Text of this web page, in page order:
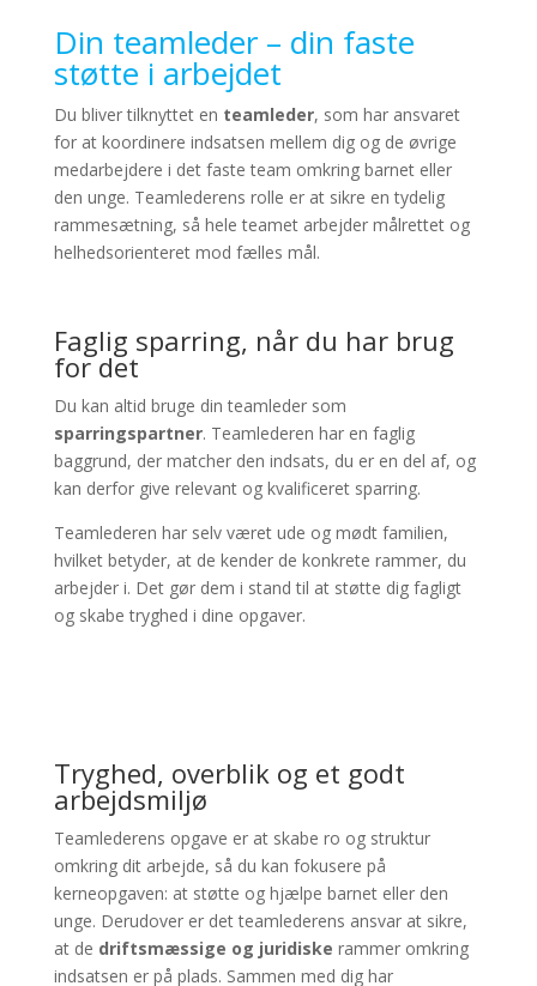
Din teamleder – din faste
støtte i arbejdet
Du bliver tilknyttet en teamleder, som har ansvaret
for at koordinere indsatsen mellem dig og de øvrige
medarbejdere i det faste team omkring barnet eller
den unge. Teamlederens rolle er at sikre en tydelig
rammesætning, så hele teamet arbejder målrettet og
helhedsorienteret mod fælles mål.
Faglig sparring, når du har brug
for det
Du kan altid bruge din teamleder som
sparringspartner. Teamlederen har en faglig
baggrund, der matcher den indsats, du er en del af, og
kan derfor give relevant og kvalificeret sparring.
Teamlederen har selv været ude og mødt familien,
hvilket betyder, at de kender de konkrete rammer, du
arbejder i. Det gør dem i stand til at støtte dig fagligt
og skabe tryghed i dine opgaver.
Tryghed, overblik og et godt
arbejdsmiljø
Teamlederens opgave er at skabe ro og struktur
omkring dit arbejde, så du kan fokusere på
kerneopgaven: at støtte og hjælpe barnet eller den
unge. Derudover er det teamlederens ansvar at sikre,
at de driftsmæssige og juridiske rammer omkring
indsatsen er på plads. Sammen med dig har